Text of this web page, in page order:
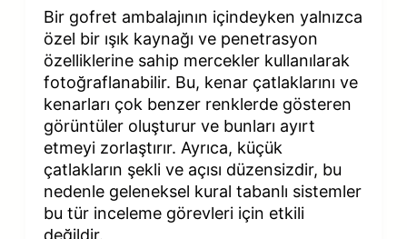
Bir gofret ambalajının içindeyken yalnızca
özel bir ışık kaynağı ve penetrasyon
özelliklerine sahip mercekler kullanılarak
fotoğraflanabilir. Bu, kenar çatlaklarını ve
kenarları çok benzer renklerde gösteren
görüntüler oluşturur ve bunları ayırt
etmeyi zorlaştırır. Ayrıca, küçük
çatlakların şekli ve açısı düzensizdir, bu
nedenle geleneksel kural tabanlı sistemler
bu tür inceleme görevleri için etkili
değildir.